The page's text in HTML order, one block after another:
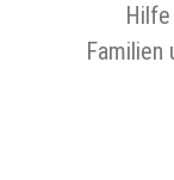
Familien